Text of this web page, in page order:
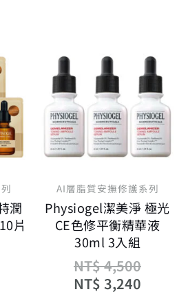
潤
片
：
2,400。
：
1,800。
AI層脂質安撫修護系列
Physiogel潔美淨 極光
CE色修平衡精華液
30ml 3入組
NT$4,500
始
格：
NT$
NT$ 3,240
前
格：
NT$